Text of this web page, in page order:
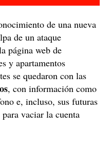
de una nueva
de un ataque
página web de
y apartamentos
se quedaron con las
, con información como
e, incluso, sus futuras
vaciar la cuenta